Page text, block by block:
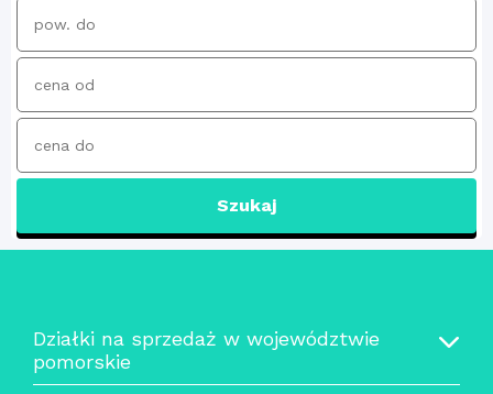
Szukaj
Działki na sprzedaż w województwie
pomorskie